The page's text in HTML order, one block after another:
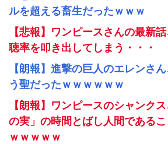
ルを超える畜生だったｗｗｗ
【悲報】ワンピースさんの最新
聴率を叩き出してしまう・・・
【朗報】進撃の巨人のエレンさ
う聖だったｗｗｗｗｗｗ
【朗報】ワンピースのシャンク
の実」の時間とばし人間である
ｗｗｗｗｗ